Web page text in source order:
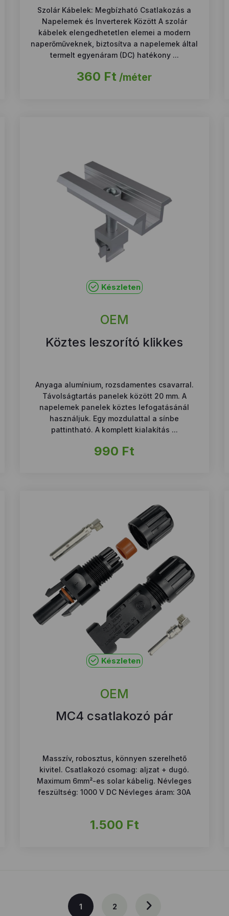
Szolár Kábelek: Megbízható Csatlakozás a
Napelemek és Inverterek Között A szolár
kábelek elengedhetetlen elemei a modern
naperőműveknek, biztosítva a napelemek által
termelt egyenáram (DC) hatékony ...
360 Ft /méter
Készleten
OEM
Köztes leszorító klikkes
Anyaga alumínium, rozsdamentes csavarral.
Távolságtartás panelek között 20 mm. A
napelemek panelek köztes lefogatásánál
használjuk. Egy mozdulattal a sínbe
pattintható. A komplett kialakítás ...
990 Ft
Készleten
OEM
MC4 csatlakozó pár
Masszív, robosztus, könnyen szerelhető
kivitel. Csatlakozó csomag: aljzat + dugó.
Maximum 6mm²-es solar kábelig. Névleges
feszültség: 1000 V DC Névleges áram: 30A
1.500 Ft
1 2